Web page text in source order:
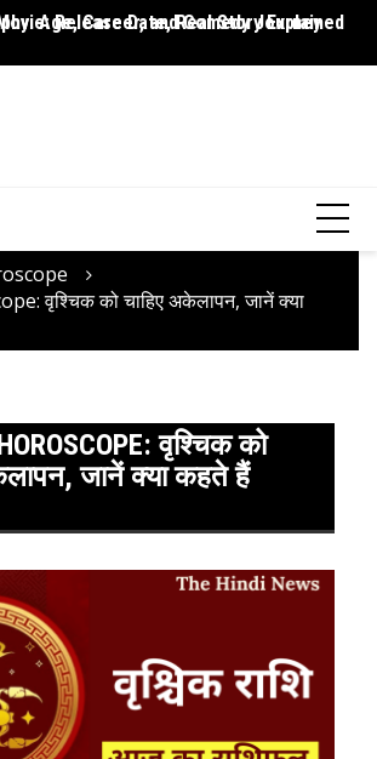
Age, Career, and Comedy Journey
Release Date, Real Story Explained
वृश्चिक को चाहिए अकेलापन, जानें क्या
वृश्चिक को
जानें क्या कहते हैं